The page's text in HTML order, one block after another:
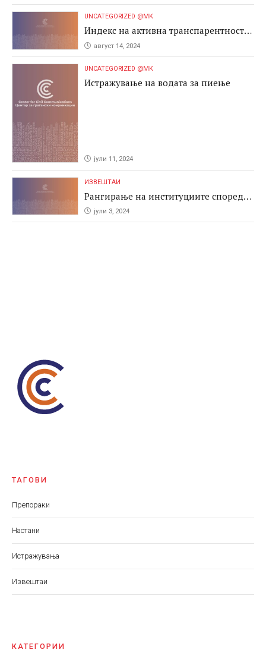
UNCATEGORIZED @MK
Индекс на активна транспарентност
2024август 14, 2024
UNCATEGORIZED @MK
Истражување на водата за пиење
јули 11, 2024
ИЗВЕШТАИ
Рангирање на институциите според
антикорупциските перформаси во
јавните набавки
јули 3, 2024
ТАГОВИ
Препораки
Настани
Истражувања
Извештаи
КАТЕГОРИИ